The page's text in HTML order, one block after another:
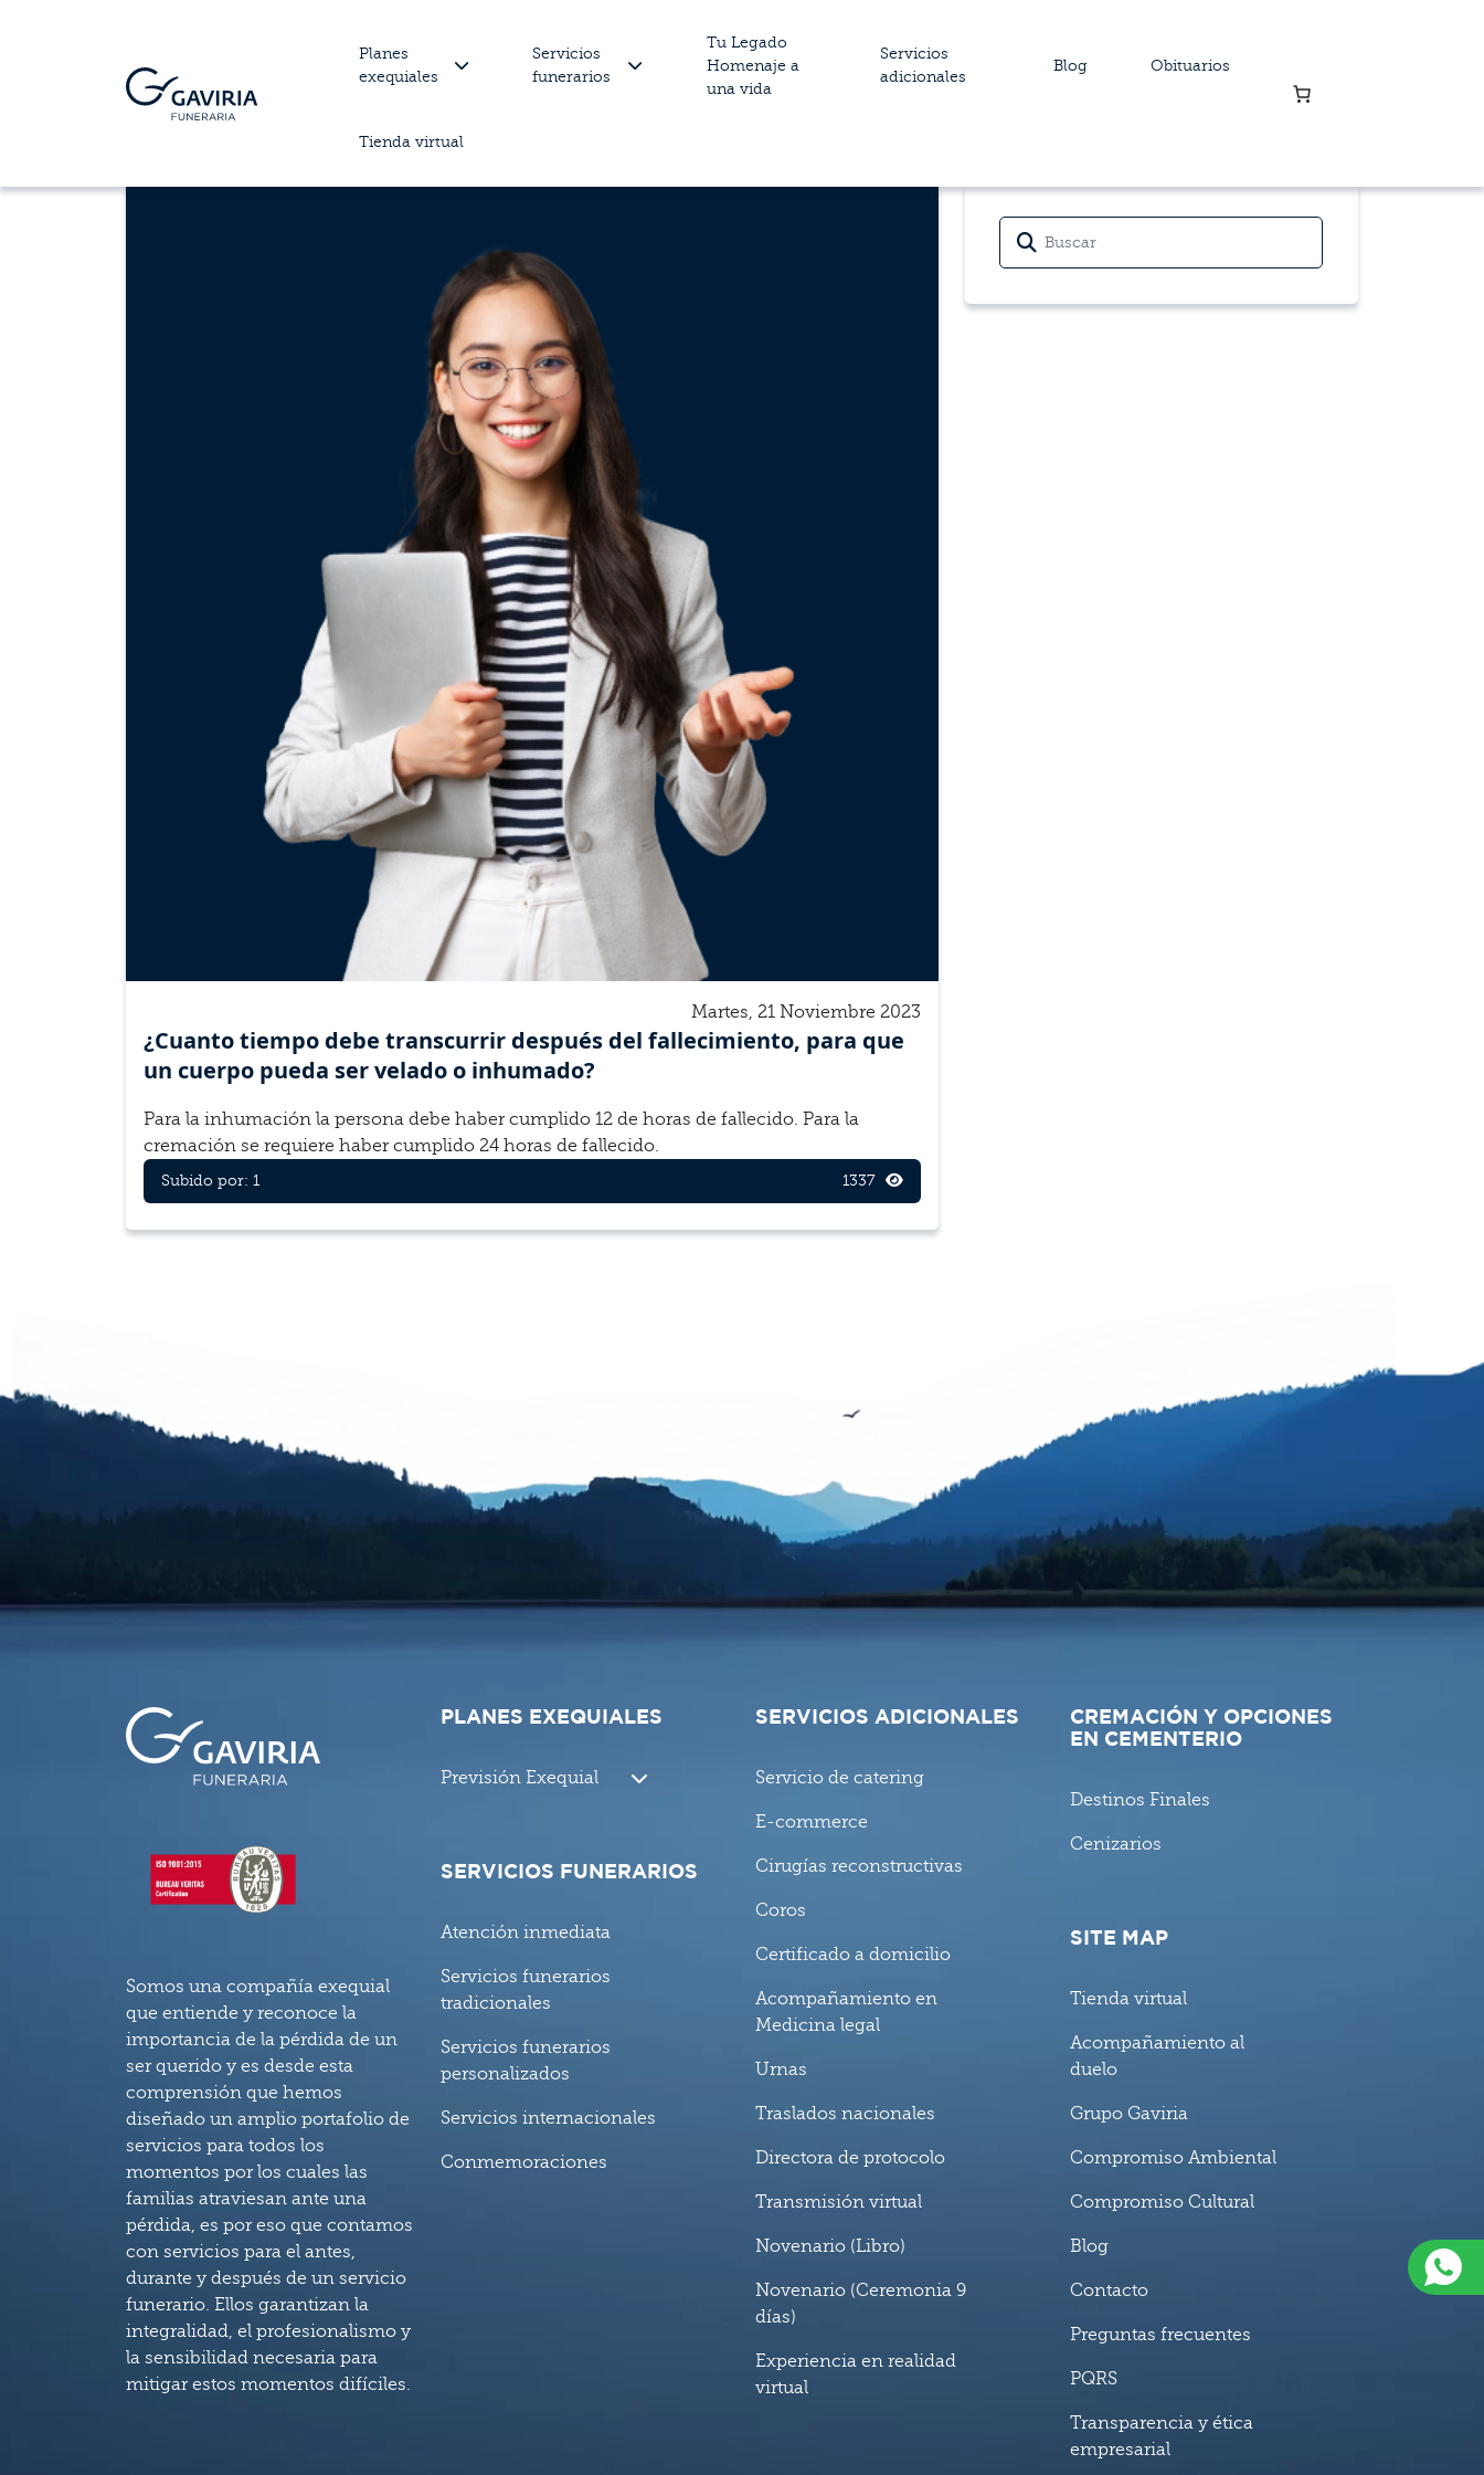
Planes
exequiales
Servicios
funerarios
Tu Legado
Homenaje a
una vida
Servicios
adicionales
Blog Obituarios
Tienda virtual
Martes, 21 Noviembre 2023
¿Cuanto tiempo debe tran­scur­rir después del fal­l­ec­imiento, para que
un cuerpo pueda ser velado o inhu­mado?
Para la inhu­mación la per­sona debe haber cumplido 12 de horas de fal­l­e­cido. Para la
cremación se requiere haber cumplido 24 horas de fallecido.
Subido por: 1 1337
Somos una compañía exequial
que entiende y reconoce la
importancia de la pérdida de un
ser querido y es desde esta
comprensión que hemos
diseñado un amplio portafolio de
servicios para todos los
momentos por los cuales las
familias atraviesan ante una
pérdida, es por eso que contamos
con servicios para el antes,
durante y después de un servicio
funerario. Ellos garantizan la
integralidad, el profesionalismo y
la sensibilidad necesaria para
mitigar estos momentos difíciles.
PLANES EXEQUIALES
Previsión Exequial
SERVICIOS FUNERARIOS
Atención inmediata
Servicios funerarios
tradicionales
Servicios funerarios
personalizados
Servicios internacionales
Conmemoraciones
SERVICIOS ADICIONALES
Servicio de catering
E-commerce
Cirugías reconstructivas
Coros
Certificado a domicilio
Acompañamiento en
Medicina legal
Urnas
Traslados nacionales
Directora de protocolo
Transmisión virtual
Novenario (Libro)
Novenario (Ceremonia 9
días)
Experiencia en realidad
virtual
CREMACIÓN Y OPCIONES
EN CEMENTERIO
Destinos Finales
Cenizarios
SITE MAP
Tienda virtual
Acompañamiento al
duelo
Grupo Gaviria
Compromiso Ambiental
Compromiso Cultural
Blog
Contacto
Preguntas frecuentes
PQRS
Transparencia y ética
empresarial